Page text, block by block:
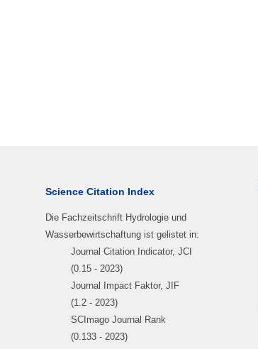
Science Citation Index
Die Fachzeitschrift Hydrologie und
Wasserbewirtschaftung ist gelistet in:
Journal Citation Indicator, JCI
(0.15 - 2023)
Journal Impact Faktor, JIF
(1.2 - 2023)
SCImago Journal Rank
(0.133 - 2023)